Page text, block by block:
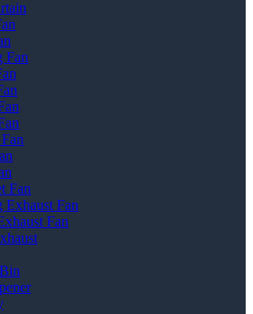
Fan
Fan
Exhaust Fan
Fan